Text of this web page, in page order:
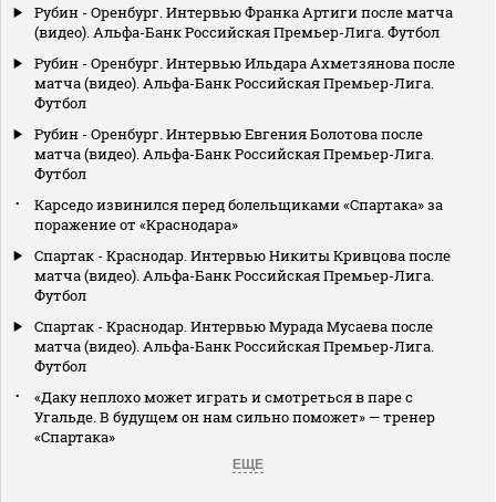
Рубин - Оренбург. Интервью Франка Артиги после матча
(видео). Альфа-Банк Российская Премьер-Лига. Футбол
Рубин - Оренбург. Интервью Ильдара Ахметзянова после
матча (видео). Альфа-Банк Российская Премьер-Лига.
Футбол
Рубин - Оренбург. Интервью Евгения Болотова после
матча (видео). Альфа-Банк Российская Премьер-Лига.
Футбол
Карседо извинился перед болельщиками «Спартака» за
поражение от «Краснодара»
Спартак - Краснодар. Интервью Никиты Кривцова после
матча (видео). Альфа-Банк Российская Премьер-Лига.
Футбол
Спартак - Краснодар. Интервью Мурада Мусаева после
матча (видео). Альфа-Банк Российская Премьер-Лига.
Футбол
«Даку неплохо может играть и смотреться в паре с
Угальде. В будущем он нам сильно поможет» — тренер
«Спартака»
ЕЩЕ